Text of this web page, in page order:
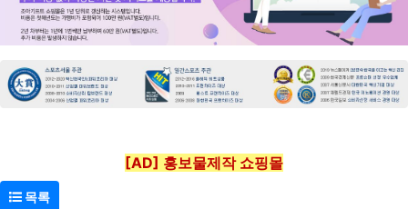
[AD] 홍보물제작 쇼핑몰
목록